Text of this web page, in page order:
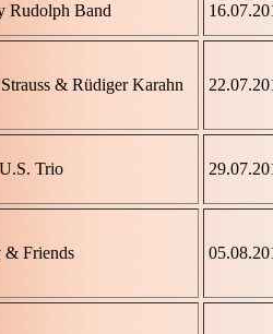
Rudolph Band
& Rüdiger Karahn
Trio
& Friends